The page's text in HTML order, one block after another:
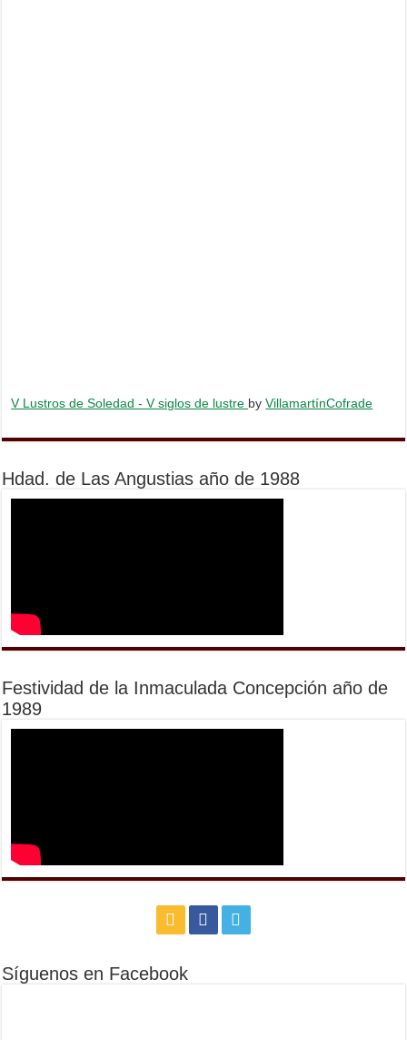
V Lustros de Soledad - V siglos de lustre byVillamartínCofrade
Hdad. de Las Angustias año de 1988
Festividad de la Inmaculada Concepción año de
1989
Síguenos en Facebook